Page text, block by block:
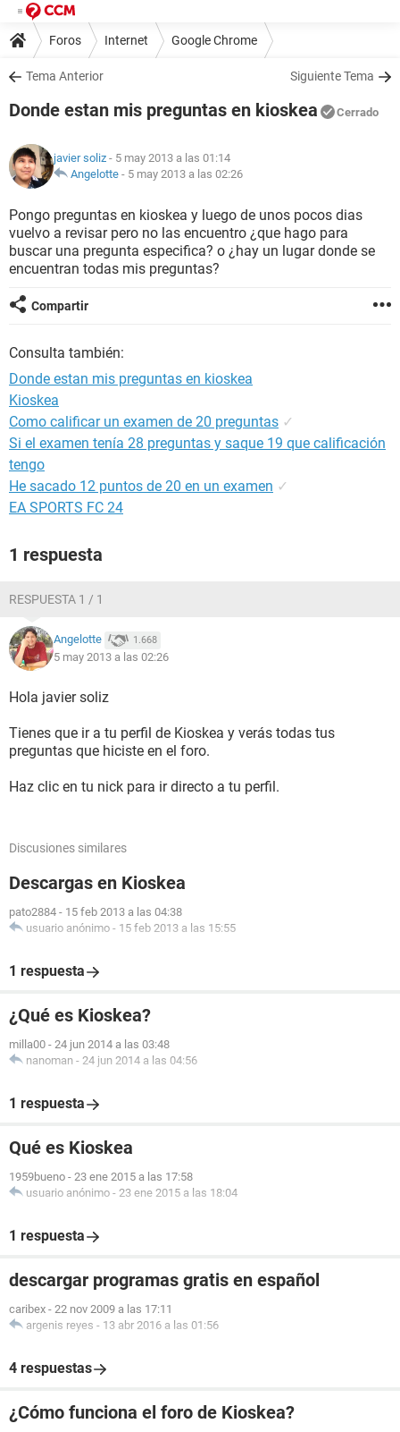
Foros Internet Google Chrome
Tema Anterior Siguiente Tema
Donde estan mis preguntas en kioskea Cerrado
javier soliz - 5 may 2013 a las 01:14
Angelotte - 5 may 2013 a las 02:26
Pongo preguntas en kioskea y luego de unos pocos dias
vuelvo a revisar pero no las encuentro ¿que hago para
buscar una pregunta especifica? o ¿hay un lugar donde se
encuentran todas mis preguntas?
Compartir
Consulta también:
Donde estan mis preguntas en kioskea
Kioskea
Como calificar un examen de 20 preguntas ✓
Si el examen tenía 28 preguntas y saque 19 que calificación
tengo
He sacado 12 puntos de 20 en un examen ✓
EA SPORTS FC 24
1 respuesta
RESPUESTA 1 / 1
Angelotte 1.668
5 may 2013 a las 02:26
Hola javier soliz
Tienes que ir a tu perfil de Kioskea y verás todas tus
preguntas que hiciste en el foro.
Haz clic en tu nick para ir directo a tu perfil.
Discusiones similares
Descargas en Kioskea
pato2884 - 15 feb 2013 a las 04:38
usuario anónimo - 15 feb 2013 a las 15:55
1 respuesta
¿Qué es Kioskea?
milla00 - 24 jun 2014 a las 03:48
nanoman - 24 jun 2014 a las 04:56
1 respuesta
Qué es Kioskea
1959bueno - 23 ene 2015 a las 17:58
usuario anónimo - 23 ene 2015 a las 18:04
1 respuesta
descargar programas gratis en español
caribex - 22 nov 2009 a las 17:11
argenis reyes - 13 abr 2016 a las 01:56
4 respuestas
¿Cómo funciona el foro de Kioskea?